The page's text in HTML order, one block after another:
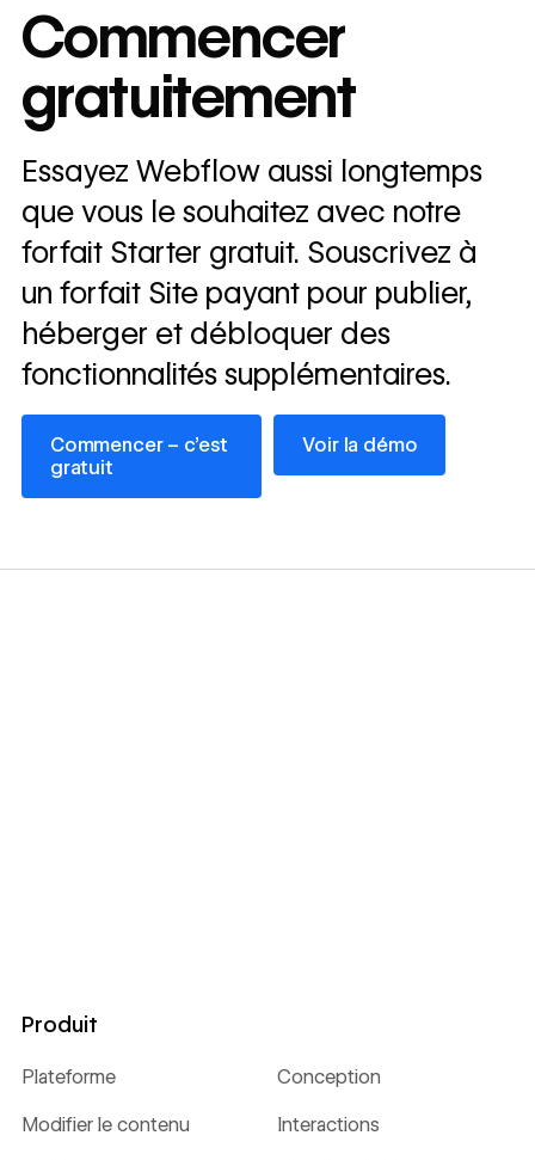
annually
Read
story
→
Commencer
gratuitement
Essayez Webflow aussi longtemps
que vous le souhaitez avec notre
forfait Starter gratuit. Souscrivez à
un forfait Site payant pour publier,
héberger et débloquer des
fonctionnalités supplémentaires.
Commencer – c’est
gratuit
Commencer – c’est gratuit
Voir la démo
Voir la démo
Produit
Plateforme Conception
Modifier le contenu Interactions